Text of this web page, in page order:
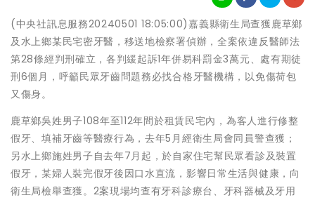
(中央社訊息服務20240501 18:05:00)嘉義縣衛生局查獲鹿草鄉
及水上鄉某民宅密牙醫，移送地檢察署偵辦，全案依違反醫師法
第28條經判刑確立，各判緩起訴1年併易科罰金3萬元、處有期徒
刑6個月，呼籲民眾牙齒問題務必找合格牙醫機構，以免傷荷包
又傷身。
鹿草鄉吳姓男子108年至112年間於租賃民宅內，為客人進行修整
假牙、填補牙齒等醫療行為，去年5月經衛生局會同員警查獲；
另水上鄉施姓男子自去年7月起，於自家住宅幫民眾看診及裝置
假牙，某婦人裝完假牙後因口水直流，影響日常生活與健康，向
衛生局檢舉查獲。2案現場均查有牙科診療台、牙科器械及牙用